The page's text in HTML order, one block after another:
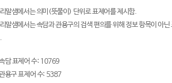
말샘에서는 의미(뜻풀이) 단위로 표제어를 제시함.
말샘에서는 속담과 관용구의 검색 편의를 위해 정보 항목이 아
담 표제어 수: 10769
용구 표제어 수: 5387